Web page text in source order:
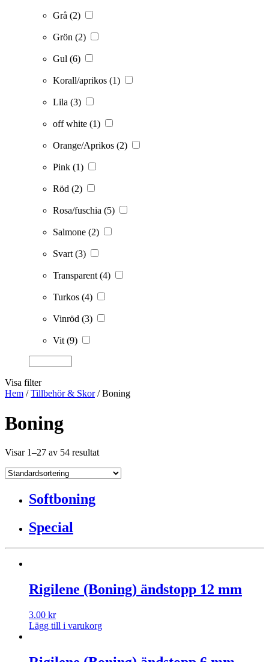
Grå (2)
Grön (2)
Gul (6)
Korall/aprikos (1)
Lila (3)
off white (1)
Orange/Aprikos (2)
Pink (1)
Röd (2)
Rosa/fuschia (5)
Salmone (2)
Svart(3)
Transparent(4)
Turkos (4)
Vinröd (3)
Vit(9)
Visa filter
Hem /Tillbehör & Skor/ Boning
Boning
Visar 1–27 av 54 resultat
Softboning
Special
Rigilene (Boning) ändstopp 12 mm
3.00 kr
Lägg till i varukorg